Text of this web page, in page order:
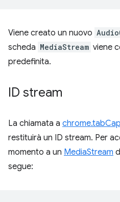
Viene creato un nuovo
scheda MediaStream viene
predefinita.
ID stream
La chiamata a
restituirà un ID stream. Per
momento a un MediaStream
segue: